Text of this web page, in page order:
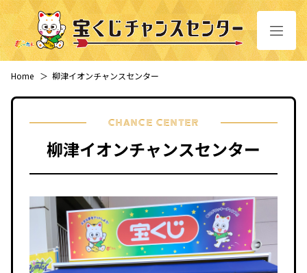
Home ＞ 柳津イオンチャンスセンター
CHANCE CENTER
柳津イオンチャンスセンター